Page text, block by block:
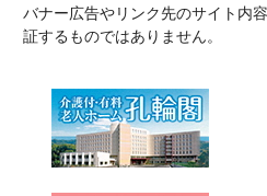
バナー広告やリンク先のサイト内
証するものではありません。